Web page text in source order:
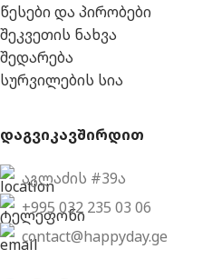
წესები და პირობები
შეკვეთის ნახვა
შედარება
სურვილების სია
დაგვიკავშირდით
აგლაძის #39ა
+995 032 235 03 06
contact@happyday.ge